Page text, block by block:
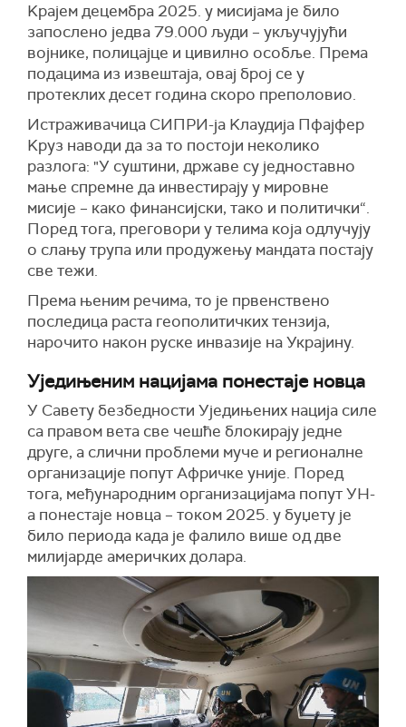
Kрајем децембра 2025. у мисијама је било
запослено једва 79.000 људи – укључујући
војнике, полицајце и цивилно особље. Према
подацима из извештаја, овај број се у
протеклих десет година скоро преполовио.
Истраживачица СИПРИ-ја Kлаудија Пфајфер
Kруз наводи да за то постоји неколико
разлога: "У суштини, државе су једноставно
мање спремне да инвестирају у мировне
мисије – како финансијски, тако и политички“.
Поред тога, преговори у телима која одлучују
о слању трупа или продужењу мандата постају
све тежи.
Према њеним речима, то је првенствено
последица раста геополитичких тензија,
нарочито након руске инвазије на Украјину.
Уједињеним нацијама понестаје новца
У Савету безбедности Уједињених нација силе
са правом вета све чешће блокирају једне
друге, а слични проблеми муче и регионалне
организације попут Афричке уније. Поред
тога, међународним организацијама попут УН-
а понестаје новца – током 2025. у буџету је
било периода када је фалило више од две
милијарде америчких долара.